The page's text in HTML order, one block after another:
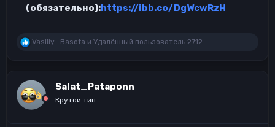
(обязательно):https://ibb.co/DgWcwRzH
Р
ц
и
и
:
Vasiliy_Basota и Удалённый пользователь 2712
Salat_Pataponn
Крутой тип